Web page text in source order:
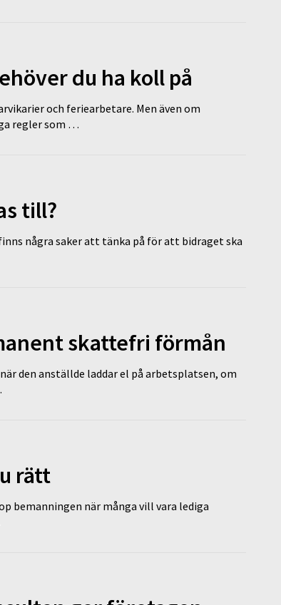
du ha koll på
och feriearbetare. Men även om
regler som …
till?
några saker att tänka på för att bidraget ska
skattefri förmån
den anställde laddar el på arbetsplatsen, om
rätt
bemanningen när många vill vara lediga